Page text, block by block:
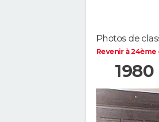
Photos de
Revenir à 24ème